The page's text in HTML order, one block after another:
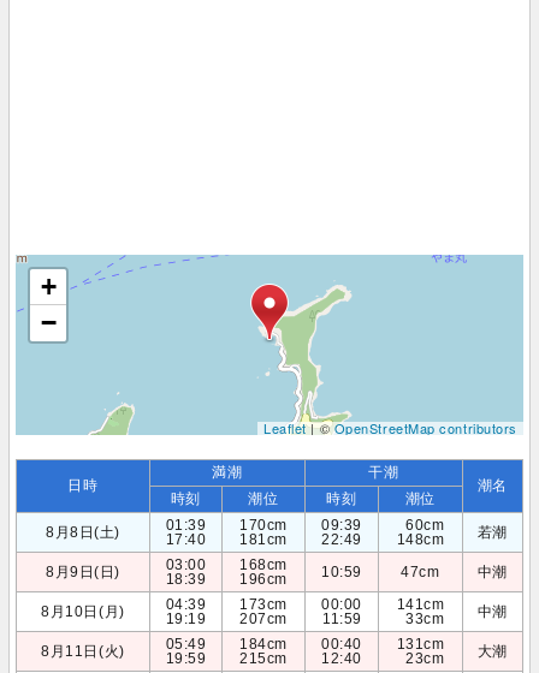
+
−
Leaflet| ©OpenStreetMap contributors
日時
満潮 干潮
潮名
時刻 潮位 時刻
潮位
8月8日(土)
01:39
17:40
170cm
181cm
09:39
22:49
60cm
148cm
若潮
8月9日(日)
03:00
18:39
168cm
196cm
10:59 47cm 中潮
8月10日(月)
04:39
19:19
173cm
207cm
00:00
11:59
141cm
33cm
中潮
8月11日(火)
05:49
19:59
184cm
215cm
00:40
12:40
131cm
23cm
大潮